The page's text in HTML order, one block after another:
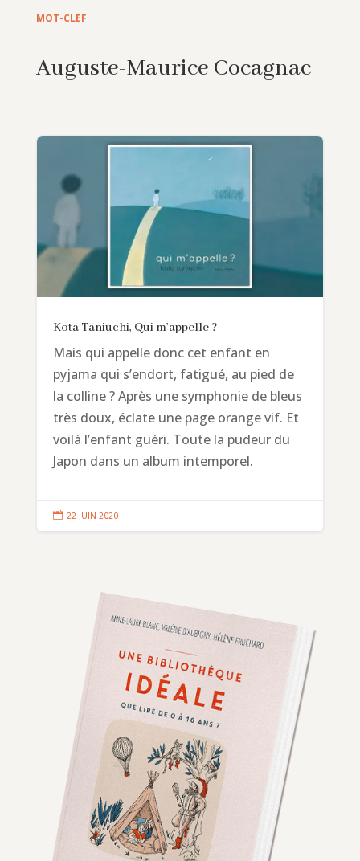
MOT-CLEF
Auguste-Maurice Cocagnac
Kota Taniuchi, Qui m’appelle ?
Mais qui appelle donc cet enfant en
pyjama qui s’endort, fatigué, au pied de
la colline ? Après une symphonie de bleus
très doux, éclate une page orange vif. Et
voilà l’enfant guéri. Toute la pudeur du
Japon dans un album intemporel.
 22 JUIN 2020